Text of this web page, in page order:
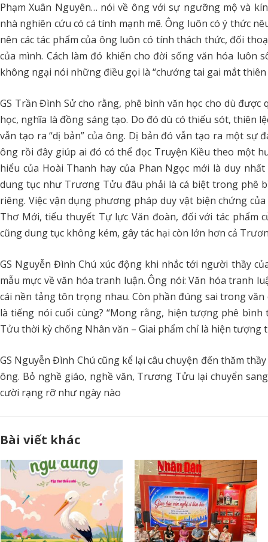
Phạm Xuân Nguyên… nói về ông với sự ngưỡng mộ và
nhà nghiên cứu có cá tính mạnh mẽ. Ông luôn có ý thức
nên các tác phẩm của ông luôn có tính thách thức, đối
của mình. Cách làm đó khiến cho đời sống văn hóa
không ngại nói những điều gọi là “chướng tai gai mắt thiên
GS Trần Đình Sử cho rằng, phê bình văn học cho dù
học, nghĩa là đồng sáng tạo. Do đó dù có thiếu sót, thiên
vẫn tạo ra “dị bản” của ông. Dị bản đó vẫn tạo ra một sự
ông rồi đây giúp ai đó có thể đọc Truyện Kiều theo một
hiểu của Hoài Thanh hay của Phan Ngọc mới là duy
dung tục như Trương Tửu đâu phải là cá biệt trong phê
riêng. Việc vận dụng phương pháp duy vật biện chứng
Thơ Mới, tiểu thuyết Tự lực Văn đoàn, đối với tác phẩm
cũng dung tục không kém, gây tác hại còn lớn hơn cả
GS Nguyễn Đình Chú xúc động khi nhắc tới người thầy
mẫu mực về văn hóa tranh luận. Ông nói: Văn hóa tranh
cái nền tảng tôn trọng nhau. Còn phần đúng sai trong
là tiếng nói cuối cùng? “Mong rằng, hiện tượng phê
Tửu thời kỳ chống Nhân văn – Giai phẩm chỉ là hiện
GS Nguyễn Đình Chú cũng kể lại câu chuyện đến thăm
ông. Bỏ nghề giáo, nghề văn, Trương Tửu lại chuyển
cười rạng rỡ như ngày nào
Bài viết khác